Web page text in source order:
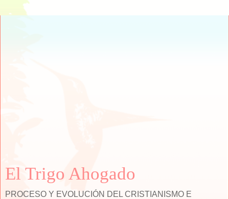
El Trigo Ahogado
PROCESO Y EVOLUCIÓN DEL CRISTIANISMO E